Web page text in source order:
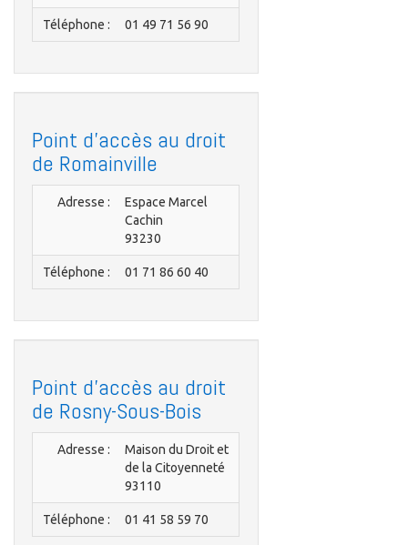
Téléphone : 01 49 71 56 90
Point d'accès au droit
de Romainville
Adresse :
Espace Marcel
Cachin
93230
Téléphone : 01 71 86 60 40
Point d'accès au droit
de Rosny-Sous-Bois
Adresse :
Maison du Droit et
de la Citoyenneté
93110
Téléphone : 01 41 58 59 70